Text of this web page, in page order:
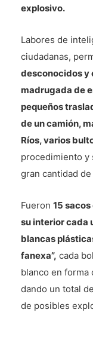
explosivo.
Labores de
ciudadanas,
desconocidos y
madrugada de
pequeños
de un camión,
Ríos, varios
procedimiento y
gran cantidad
Fueron 15
su interior cada
blancas
fanexa”, cada
blanco en forma
dando un total
de posibles